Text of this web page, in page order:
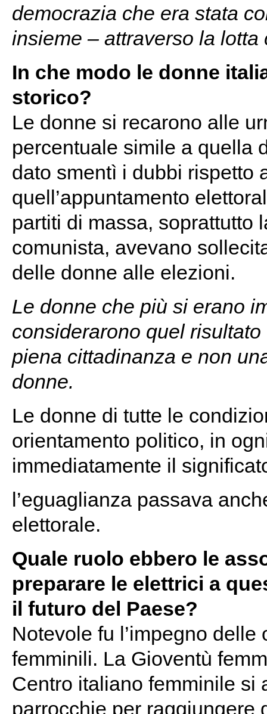
democrazia che era stata
insieme – attraverso la
In che modo le donne
storico?
Le donne si recarono alle
percentuale simile a quella
dato smentì i dubbi rispetto
quell’appuntamento
partiti di massa, soprattutto
comunista, avevano
delle donne alle elezioni.
Le donne che più si erano
considerarono quel
piena cittadinanza e non
donne.
Le donne di tutte le
orientamento politico, in
immediatamente il
l’eguaglianza passava
elettorale.
Quale ruolo ebbero le
preparare le elettrici a
il futuro del Paese?
Notevole fu l’impegno
femminili. La Gioventù
Centro italiano femminile si
parrocchie per raggiungere